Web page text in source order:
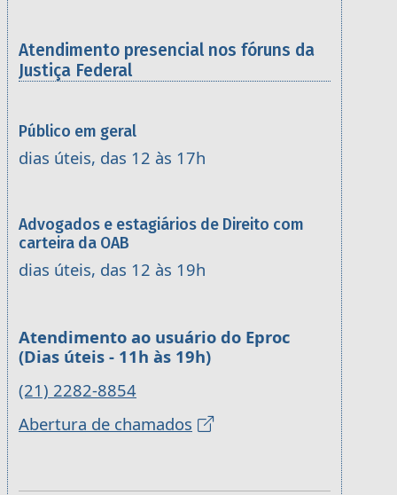
Atendimento presencial nos fóruns da
Justiça Federal
Público em geral
dias úteis, das 12 às 17h
Advogados e estagiários de Direito com
carteira da OAB
dias úteis, das 12 às 19h
Atendimento ao usuário do Eproc
(Dias úteis - 11h às 19h)
(21) 2282-8854
Abertura de chamados